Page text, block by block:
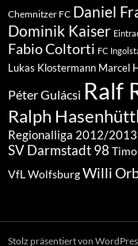
Chemnitzer FC Daniel
Dominik Kaiser
Fabio Coltorti FC
Lukas Klostermann Marcel
Péter Gulácsi Ralf
Ralph Hasenhüttl
Regionalliga 2012/2013
SV Darmstadt 98
VfL WolfsburgWilli
Stolz präsentiert von